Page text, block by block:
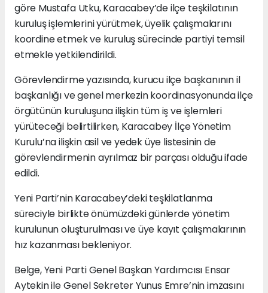
göre Mustafa Utku, Karacabey’de ilçe teşkilatının
kuruluş işlemlerini yürütmek, üyelik çalışmalarını
koordine etmek ve kuruluş sürecinde partiyi temsil
etmekle yetkilendirildi.
Görevlendirme yazısında, kurucu ilçe başkanının il
başkanlığı ve genel merkezin koordinasyonunda ilçe
örgütünün kuruluşuna ilişkin tüm iş ve işlemleri
yürüteceği belirtilirken, Karacabey İlçe Yönetim
Kurulu’na ilişkin asil ve yedek üye listesinin de
görevlendirmenin ayrılmaz bir parçası olduğu ifade
edildi.
Yeni Parti’nin Karacabey’deki teşkilatlanma
süreciyle birlikte önümüzdeki günlerde yönetim
kurulunun oluşturulması ve üye kayıt çalışmalarının
hız kazanması bekleniyor.
Belge, Yeni Parti Genel Başkan Yardımcısı Ensar
Aytekin ile Genel Sekreter Yunus Emre’nin imzasını